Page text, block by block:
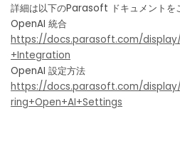
詳細は以下のParasoft ドキュメントを
OpenAI 統合
https://docs.parasoft.com/display/
+Integration
OpenAI 設定方法
https://docs.parasoft.com/display/
ring+Open+AI+Settings